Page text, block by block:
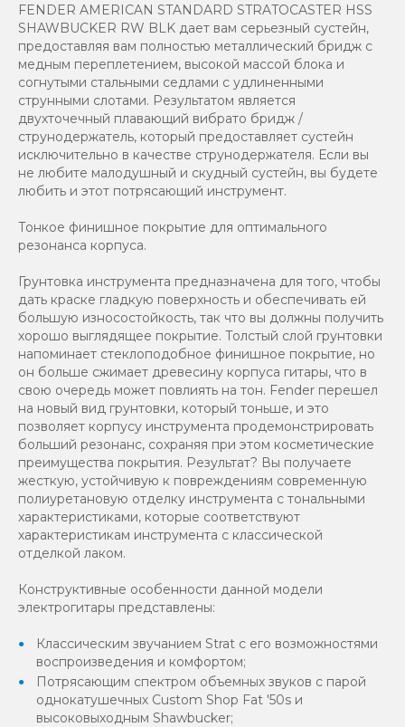
FENDER AMERICAN STANDARD STRATOCASTER HSS
SHAWBUCKER RW BLK дает вам серьезный сустейн,
предоставляя вам полностью металлический бридж с
медным переплетением, высокой массой блока и
согнутыми стальными седлами с удлиненными
струнными слотами. Результатом является
двухточечный плавающий вибрато бридж /
струнодержатель, который предоставляет сустейн
исключительно в качестве струнодержателя. Если вы
не любите малодушный и скудный сустейн, вы будете
любить и этот потрясающий инструмент.
Тонкое финишное покрытие для оптимального
резонанса корпуса.
Грунтовка инструмента предназначена для того, чтобы
дать краске гладкую поверхность и обеспечивать ей
большую износостойкость, так что вы должны получить
хорошо выглядящее покрытие. Толстый слой грунтовки
напоминает стеклоподобное финишное покрытие, но
он больше сжимает древесину корпуса гитары, что в
свою очередь может повлиять на тон. Fender перешел
на новый вид грунтовки, который тоньше, и это
позволяет корпусу инструмента продемонстрировать
больший резонанс, сохраняя при этом косметические
преимущества покрытия. Результат? Вы получаете
жесткую, устойчивую к повреждениям современную
полиуретановую отделку инструмента с тональными
характеристиками, которые соответствуют
характеристикам инструмента с классической
отделкой лаком.
Конструктивные особенности данной модели
электрогитары представлены:
Классическим звучанием Strat с его возможностями
воспроизведения и комфортом;
Потрясающим спектром объемных звуков с парой
однокатушечных Custom Shop Fat '50s и
высоковыходным Shawbucker;